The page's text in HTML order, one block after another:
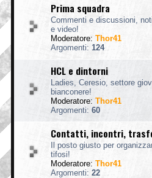
Prima squadra
Commenti e discussioni,
e video!
Moderatore: Thor41
Argomenti: 124
HCL e dintorni
Ladies, Ceresio, settore
bianconere!
Moderatore: Thor41
Argomenti: 60
Contatti, incontri,
Il posto giusto per
tifosi!
Moderatore: Thor41
Argomenti: 22